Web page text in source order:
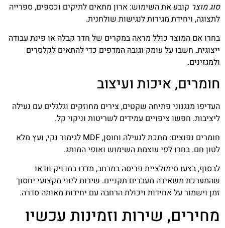
סוג מוצר קובע את השימוש: ארון מתאים לתיקים וכספים, ספרייה
לתצוגה, ויחידת מגירות לנגישות שולחנית.
בחרו אם המוצר כולל מראה במקרים של חדר קבלה או פינת עבודה
ייצוגית. חשבו על עומק וגובה המדפים כדי להתאים לקלסרים
ולמגזינים.
חומרים, איכות ועיצוב
העדיפו מנגנוני פתיחה שקטים, צירים מחוזקים וגלגלים עם נעילה
ליציבות. חפשו ציפויים עמידים לשריטות וניקוי קל.
חומרים נפוצים: מתכת לנעילה וחוסן, MDF לגימור נקי, ועץ מלא
לטון חם. בחרו לפי עוצמת השימוש ואופי המותג.
לבסוף, בצעו סימולציית פריסה במרחב, מדדו במדויק וודאו
שהמערכת משאירה מעברים תקניים. שירות ליווי מקצועי יחסוך
זמן וישמור על אחידות ויכולת הרחבה עם יחידות מאותה סדרה.
מחירים, שירות וזמינות עכשיו